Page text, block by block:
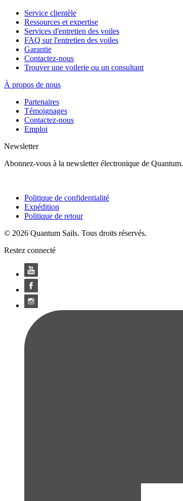
Service clientèle
Ressources et expertise
Services d'entretien des voiles
FAQ sur l'entretien des voiles
Garantie
Contactez-nous
Trouver une voilerie ou un consultant
À propos de nous
Partenaires
Témoignages
Contactez-nous
Emploi
Newsletter
Abonnez-vous à la newsletter électronique de Quantum.
Politique de confidentialité
Expédition
Politique de retour
© 2026 Quantum Sails. Tous droits réservés.
Restez connecté